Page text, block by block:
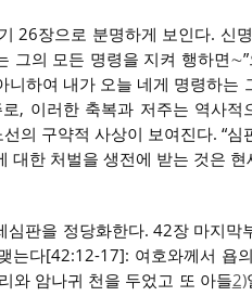
26장으로 분명하게 보인다. 신
그의 모든 명령을 지켜 행하면
니하여 내가 오늘 네게 명령하
, 이러한 축복과 저주는 역사
의 구약적 사상이 보여진다. “
대한 처벌을 생전에 받는 것은
심판을 정당화한다. 42장 마지
는다[42:12-17]: 여호와께서 욥
와 암나귀 천을 두었고 또 아들2)